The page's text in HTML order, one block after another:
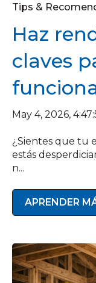
Tips &
Haz
claves
May 4, 2026,
¿Sientes que tu
estás
n...
APRENDER